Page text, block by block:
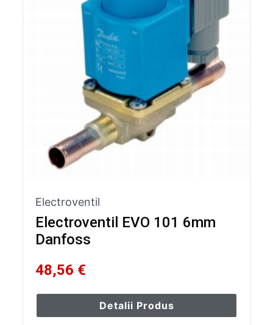
Electroventil
Electroventil EVO 101 6mm
Danfoss
48,56 €
Detalii Produs